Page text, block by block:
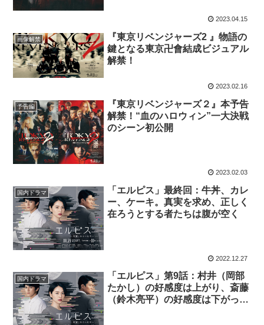
2023.04.15
画像解禁
『東京リベンジャーズ2 』物語の
鍵となる東京卍會結成ビジュアル
解禁！
2023.02.16
予告編
『東京リベンジャーズ２』本予告
解禁！“血のハロウィン”一大決戦
のシーン初公開
2023.02.03
国内ドラマ
「エルピス」最終回：牛丼、カレ
ー、ケーキ。真実を求め、正しく
在ろうとする者たちは腹が空く
2022.12.27
国内ドラマ
「エルピス」第9話：村井（岡部
たかし）の好感度は上がり、斎藤
（鈴木亮平）の好感度は下がって